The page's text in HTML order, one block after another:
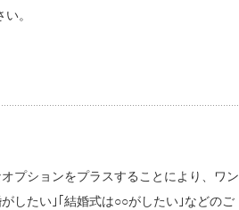
。
プションをプラスすることにより、ワン
したい｣｢結婚式は○○がしたい｣などのご